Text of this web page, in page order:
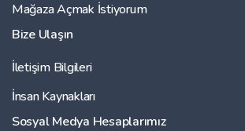
Mağaza Açmak İstiyorum
Bize Ulaşın
İletişim Bilgileri
İnsan Kaynakları
Sosyal Medya Hesaplarımız